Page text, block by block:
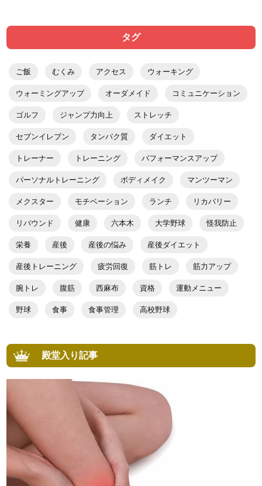
タグ
ご飯 むくみ アクセス ウォーキング
ウォーミングアップ オーダメイド コミュニケーション
ゴルフ ジャンプ力向上 ストレッチ
セブンイレブン タンパク質 ダイエット
トレーナー トレーニング パフォーマンスアップ
パーソナルトレーニング ボディメイク マンツーマン
メクスター モチベーション ランチ リカバリー
リバウンド 健康 六本木 大学野球 怪我防止
栄養 産後 産後の悩み 産後ダイエット
産後トレーニング 疲労回復 筋トレ 筋力アップ
腕トレ 腹筋 西麻布 資格 運動メニュー
野球 食事 食事管理 高校野球
殿堂入り記事